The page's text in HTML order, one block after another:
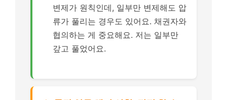
변제가 원칙인데, 일부만 변제해도 압
류가 풀리는 경우도 있어요. 채권자와
협의하는 게 중요해요. 저는 일부만
갚고 풀었어요.